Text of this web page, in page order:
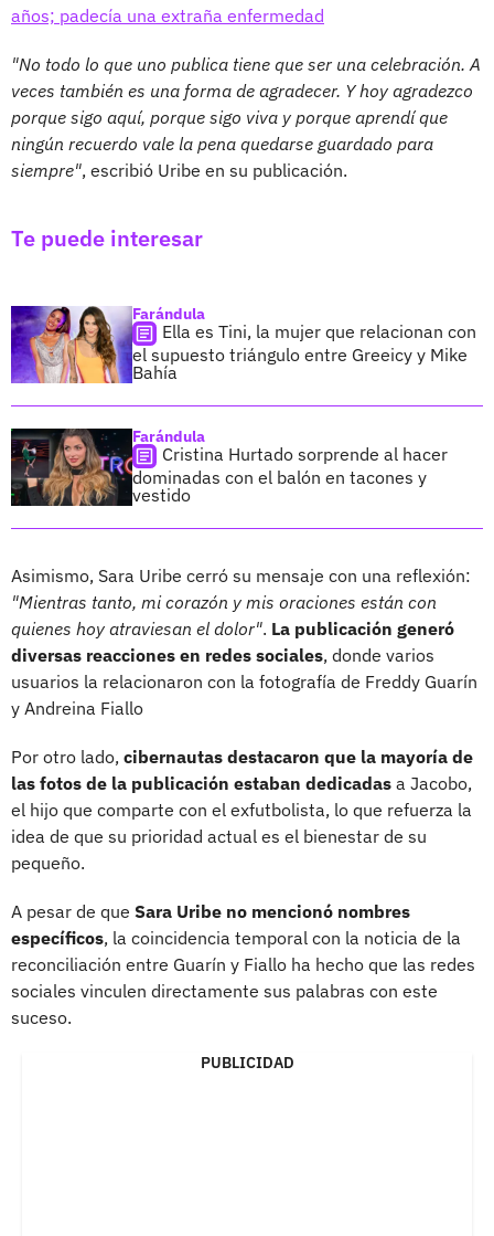
años; padecía una extraña enfermedad
"No todo lo que uno publica tiene que ser una celebración. A
veces también es una forma de agradecer. Y hoy agradezco
porque sigo aquí, porque sigo viva y porque aprendí que
ningún recuerdo vale la pena quedarse guardado para
siempre", escribió Uribe en su publicación.
Te puede interesar
Farándula
Ella es Tini, la mujer que relacionan con
el supuesto triángulo entre Greeicy y Mike
Bahía
Farándula
Cristina Hurtado sorprende al hacer
dominadas con el balón en tacones y
vestido
Asimismo, Sara Uribe cerró su mensaje con una reflexión:
"Mientras tanto, mi corazón y mis oraciones están con
quienes hoy atraviesan el dolor". La publicación generó
diversas reacciones en redes sociales, donde varios
usuarios la relacionaron con la fotografía de Freddy Guarín
y Andreina Fiallo
Por otro lado, cibernautas destacaron que la mayoría de
las fotos de la publicación estaban dedicadas a Jacobo,
el hijo que comparte con el exfutbolista, lo que refuerza la
idea de que su prioridad actual es el bienestar de su
pequeño.
A pesar de que Sara Uribe no mencionó nombres
específicos, la coincidencia temporal con la noticia de la
reconciliación entre Guarín y Fiallo ha hecho que las redes
sociales vinculen directamente sus palabras con este
suceso.
PUBLICIDAD